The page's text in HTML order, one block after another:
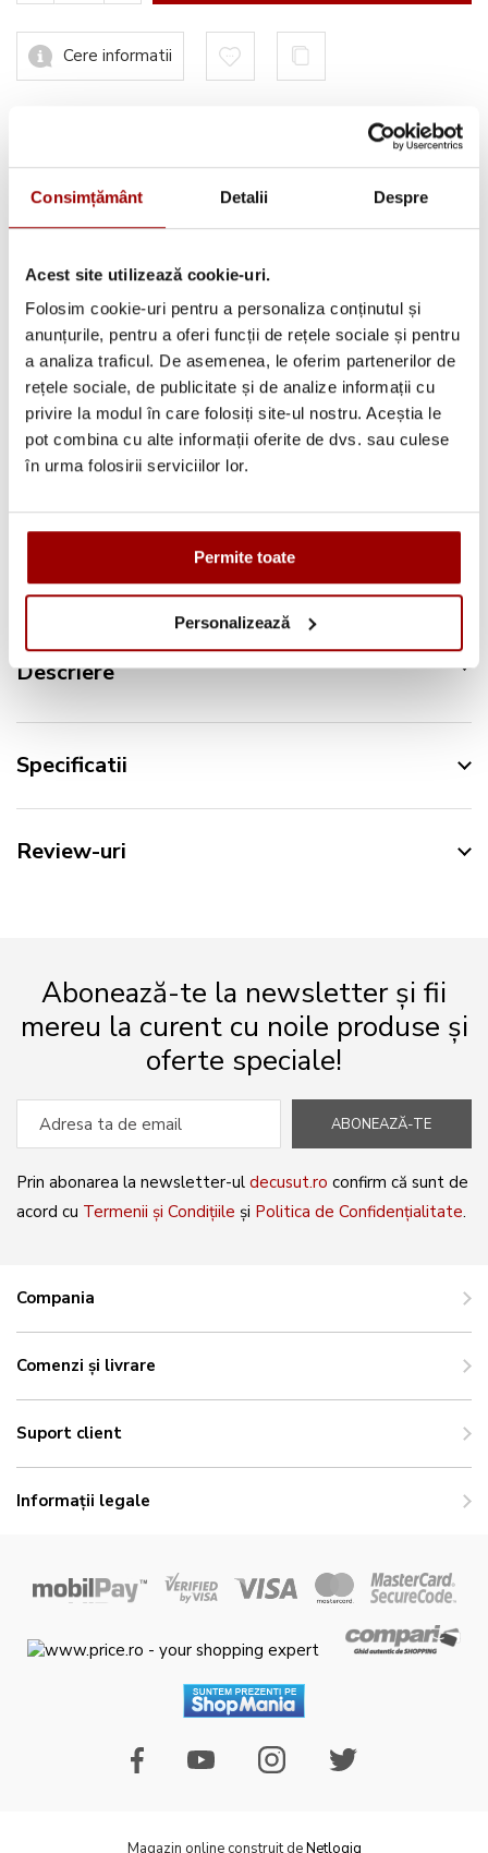
Consimțământ Detalii Despre
Acest site utilizează cookie-uri.
Folosim cookie-uri pentru a personaliza conținutul și
anunțurile, pentru a oferi funcții de rețele sociale și pentru
a analiza traficul. De asemenea, le oferim partenerilor de
rețele sociale, de publicitate și de analize informații cu
privire la modul în care folosiți site-ul nostru. Aceștia le
pot combina cu alte informații oferite de dvs. sau culese
în urma folosirii serviciilor lor.
Permite toate
Personalizează
Cere informatii
Avantajele tale:
Consultanta profesionala
Deschidere coletla livrare
Pana la12 ratefara dobanda
Retur in 14 zile
Urmareste-ne pe:
Descriere
Specificatii
Review-uri
Abonează-te la newsletter și fii
mereu la curent cu noile produse și
oferte speciale!
ABONEAZĂ-TE
Prin abonarea la newsletter-ul decusut.ro confirm că sunt de
acord cu Termenii și Condițiile și Politica de Confidențialitate.
Compania
Comenzi și livrare
Suport client
Informații legale
Magazin online construit deNetlogiq